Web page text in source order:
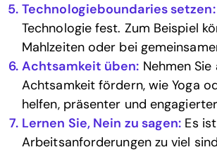
Technologieboundaries setzen:
Technologie fest. Zum Beispiel
Mahlzeiten oder bei
Achtsamkeit üben: Nehmen
Achtsamkeit fördern, wie Yoga
helfen, präsenter und
Lernen Sie, Nein zu sagen: Es
Arbeitsanforderungen zu viel